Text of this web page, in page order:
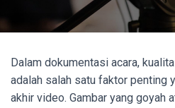
Dalam dokumentasi acara,
adalah salah satu faktor penting
akhir video. Gambar yang goyah